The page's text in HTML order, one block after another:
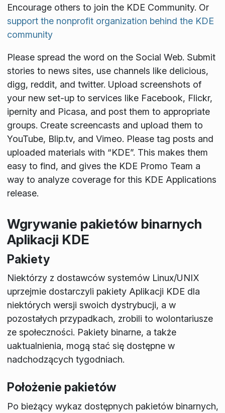
Encourage others to join the KDE Community. Or
support the nonprofit organization behind the KDE
community
Please spread the word on the Social Web. Submit
stories to news sites, use channels like delicious,
digg, reddit, and twitter. Upload screenshots of
your new set-up to services like Facebook, Flickr,
ipernity and Picasa, and post them to appropriate
groups. Create screencasts and upload them to
YouTube, Blip.tv, and Vimeo. Please tag posts and
uploaded materials with “KDE”. This makes them
easy to find, and gives the KDE Promo Team a
way to analyze coverage for this KDE Applications
release.
Wgrywanie pakietów binarnych
Aplikacji KDE
Pakiety
Niektórzy z dostawców systemów Linux/UNIX
uprzejmie dostarczyli pakiety Aplikacji KDE dla
niektórych wersji swoich dystrybucji, a w
pozostałych przypadkach, zrobili to wolontariusze
ze społeczności. Pakiety binarne, a także
uaktualnienia, mogą stać się dostępne w
nadchodzących tygodniach.
Położenie pakietów
Po bieżący wykaz dostępnych pakietów binarnych,